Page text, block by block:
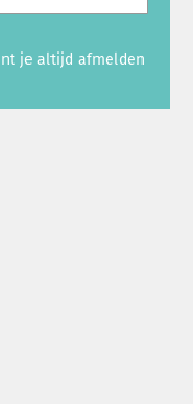
je altijd afmelden